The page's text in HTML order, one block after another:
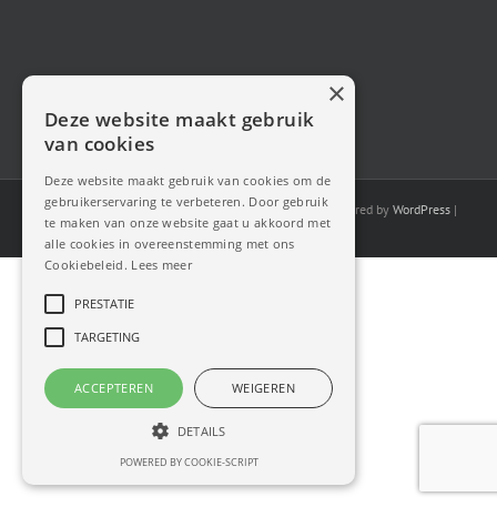
Copyright Cabrio Fans 2025| All Rights Reserved | Powered by WordPress|
Theme Fusion|Privacyverklaring
Deze website maakt gebruik
van cookies
Deze website maakt gebruik van cookies om de
gebruikerservaring te verbeteren. Door gebruik
te maken van onze website gaat u akkoord met
alle cookies in overeenstemming met ons
Cookiebeleid. Lees meer
PRESTATIE
TARGETING
ACCEPTEREN WEIGEREN
DETAILS
POWERED BY COOKIE-SCRIPT
×